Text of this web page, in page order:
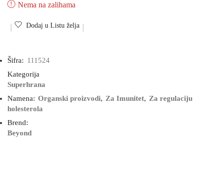
Nema na zalihama
Dodaj u Listu želja
Šifra: 111524
Kategorija
Superhrana
Namena: Organski proizvodi, Za Imunitet, Za regulaciju
holesterola
Brend:
Beyond